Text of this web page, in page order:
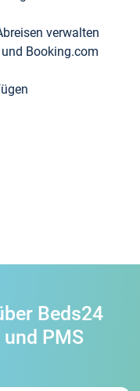
verwalten
Booking.com
Beds24
PMS